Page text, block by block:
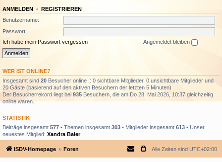
ANMELDEN • REGISTRIEREN
Benutzername:
Passwort:
Ich habe mein Passwort vergessen
Angemeldet bleiben
WER IST ONLINE?
Insgesamt sind 20 Besucher online :: 0 sichtbare Mitglieder, 0 unsichtbare Mitglieder und
20 Gäste (basierend auf den aktiven Besuchern der letzten 5 Minuten)
Der Besucherrekord liegt bei 935 Besuchern, die am Do 28. Mai 2026, 10:37 gleichzeitig
online waren.
STATISTIK
Beiträge insgesamt 577 • Themen insgesamt 303 • Mitglieder insgesamt 613 • Unser
neuestes Mitglied: Xandra Baier
ISDV-Homepage Foren Alle Zeiten sind UTC+02:00